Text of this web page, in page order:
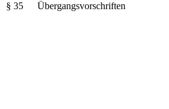
§ 35
Übergangsvorschriften